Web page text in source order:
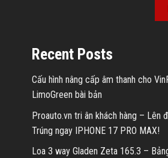
Recent Posts
Cấu hình nâng cấp âm thanh cho
LimoGreen bài bản
Proauto.vn tri ân khách hàng – Lên
Trúng ngay IPHONE 17 PRO MAX!
Loa 3 way Gladen Zeta 165.3 –